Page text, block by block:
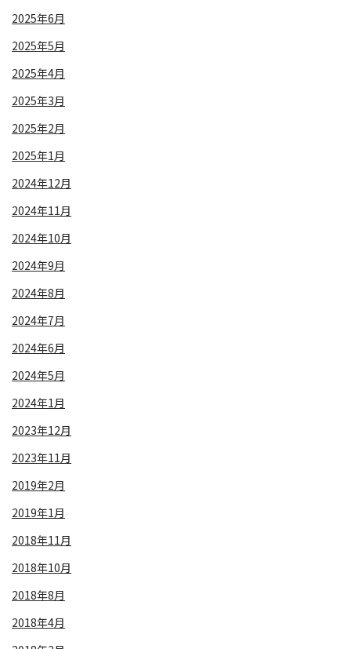
2025年6月
2025年5月
2025年4月
2025年3月
2025年2月
2025年1月
2024年12月
2024年11月
2024年10月
2024年9月
2024年8月
2024年7月
2024年6月
2024年5月
2024年1月
2023年12月
2023年11月
2019年2月
2019年1月
2018年11月
2018年10月
2018年8月
2018年4月